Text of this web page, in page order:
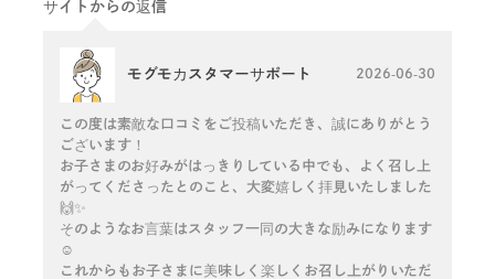
サイトからの返信
モグモカスタマーサポート 2026-06-30
この度は素敵な口コミをご投稿いただき、誠にありがとう
ございます！
お子さまのお好みがはっきりしている中でも、よく召し上
がってくださったとのこと、大変嬉しく拝見いたしました
🙌✨
そのようなお言葉はスタッフ一同の大きな励みになります
☺️
これからもお子さまに美味しく楽しくお召し上がりいただ